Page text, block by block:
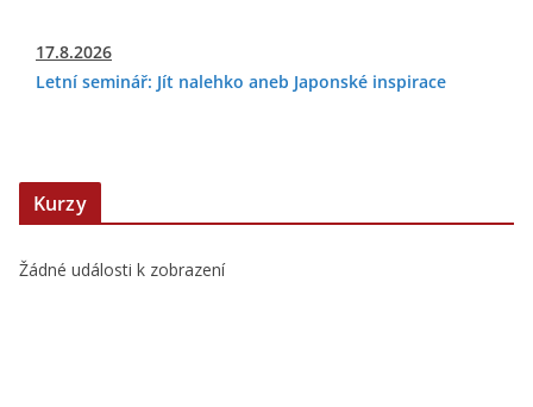
17.8.2026
Letní seminář: Jít nalehko aneb Japonské inspirace
Kurzy
Žádné události k zobrazení